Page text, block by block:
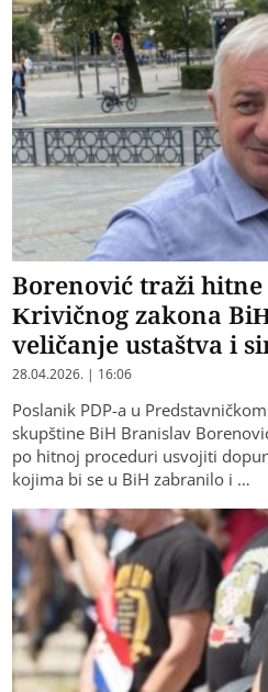
Borenović traži
Krivičnog zakona
veličanje ustaštva i
28.04.2026. | 16:06
Poslanik PDP-a u
skupštine BiH Branislav
po hitnoj proceduri usvojiti
kojima bi se u BiH zabranilo i …